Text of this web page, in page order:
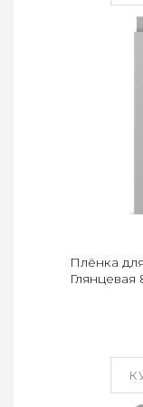
Плёнка
Глянцевая